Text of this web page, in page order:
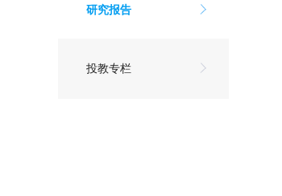
研究报告
投教专栏